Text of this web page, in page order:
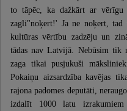
to tāpēc, ka dažkārt ar
zagli"noķert!' Ja ne noķert, tad
kultūras vērtību zadzēju un
tādas nav Latvijā. Nebūsim tik
zaga tikai pusjukuši
Pokaiņu aizsardzība kavējas
rajona padomes deputāti,
izdalīt 1000 latu izrakumiem